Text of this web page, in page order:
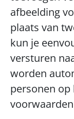
afbeelding
plaats van
kun je
versturen
worden
personen op